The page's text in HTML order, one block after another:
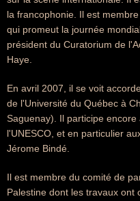
la francophonie. Il est
qui promeut la journée
président du Curatorium de
Haye.
En avril 2007, il se voit
de l'Université du Québec à
Saguenay). Il participe
l'UNESCO, et en particulier
Jérome Bindé.
Il est membre du comité de
Palestine dont les travaux ont